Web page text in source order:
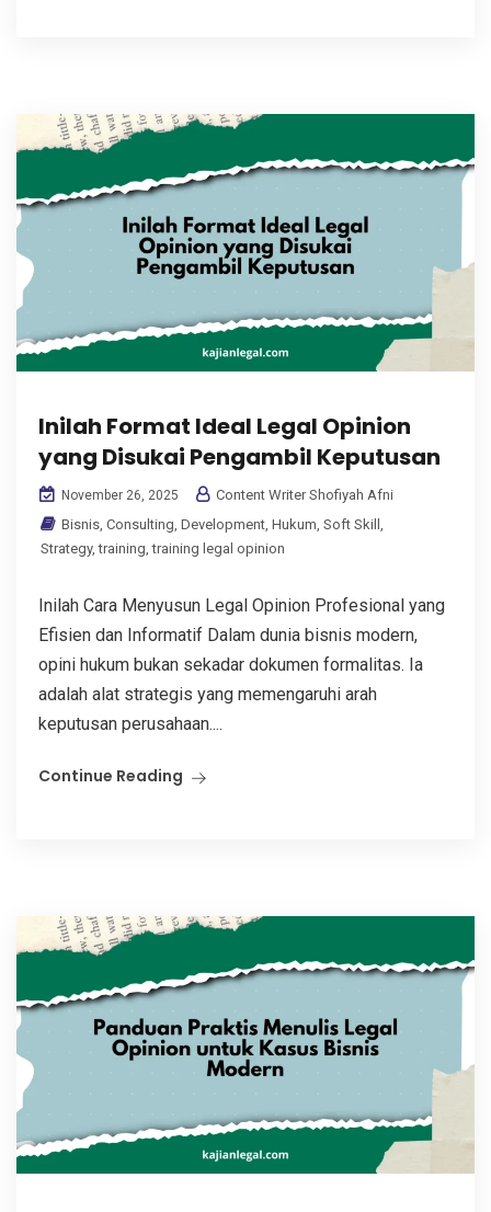
Inilah Format Ideal Legal Opinion
yang Disukai Pengambil Keputusan
November 26, 2025
Content Writer Shofiyah Afni
Bisnis, Consulting, Development, Hukum, Soft Skill ,
Strategy,training,training legal opinion
Inilah Cara Menyusun Legal Opinion Profesional yang
Efisien dan Informatif Dalam dunia bisnis modern,
opini hukum bukan sekadar dokumen formalitas. Ia
adalah alat strategis yang memengaruhi arah
keputusan perusahaan....
Continue Reading